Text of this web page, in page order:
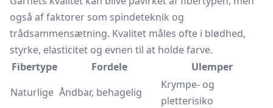
også af faktorer som spindeteknik og
trådsammensætning. Kvalitet måles ofte i blødhed,
styrke, elasticitet og evnen til at holde farve.
Fibertype
Fordele
Ulemper
Naturlige Åndbar, behagelig
Krympe- og
pletterisiko